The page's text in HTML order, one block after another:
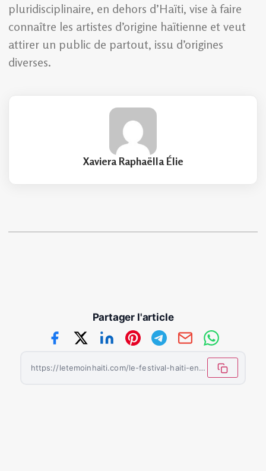
pluridisciplinaire, en dehors d’Haïti, vise à faire
connaître les artistes d’origine haïtienne et veut
attirer un public de partout, issu d’origines
diverses.
Xaviera Raphaëlla Élie
Partager l'article
https://letemoinhaiti.com/le-festival-haiti-en-folie-revient-pour-sa-17e-edition-a-montreal/